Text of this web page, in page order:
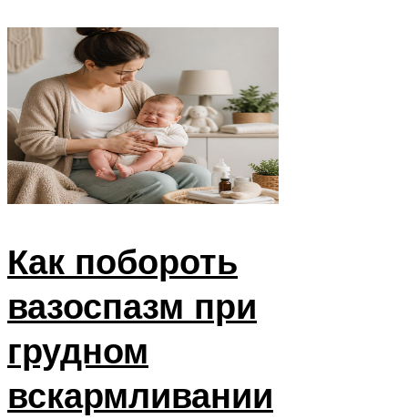
Как побороть
вазоспазм при
грудном
вскармливании